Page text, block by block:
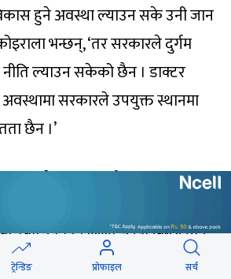
हुने अवस्था ल्याउन सके उनी जान
भन्छन्, ‘तर सरकारले दुर्गम
नीति ल्याउन सकेको छैन । डाक्टर
सरकारले उपयुक्त स्थानमा
छैन ।’
मेसु डा. रतनवीर सुनुवारका
शिक्षा जस्ता विषय पनि
गएपछि परिवार हेर्न सम्भव हुँदैन । केही
ट्रेन्डिङ प्रोफाइल सर्च